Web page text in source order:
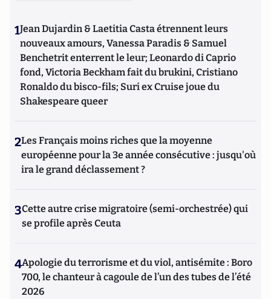
L'Artilleur).
1Jean Dujardin & Laetitia Casta étrennent leurs
nouveaux amours, Vanessa Paradis & Samuel
Benchetrit enterrent le leur; Leonardo di Caprio
fond, Victoria Beckham fait du brukini, Cristiano
Ronaldo du bisco-fils; Suri ex Cruise joue du
Shakespeare queer
2Les Français moins riches que la moyenne
européenne pour la 3e année consécutive : jusqu'où
ira le grand déclassement ?
3Cette autre crise migratoire (semi-orchestrée) qui
se profile après Ceuta
4Apologie du terrorisme et du viol, antisémite : Boro
700, le chanteur à cagoule de l’un des tubes de l’été
2026